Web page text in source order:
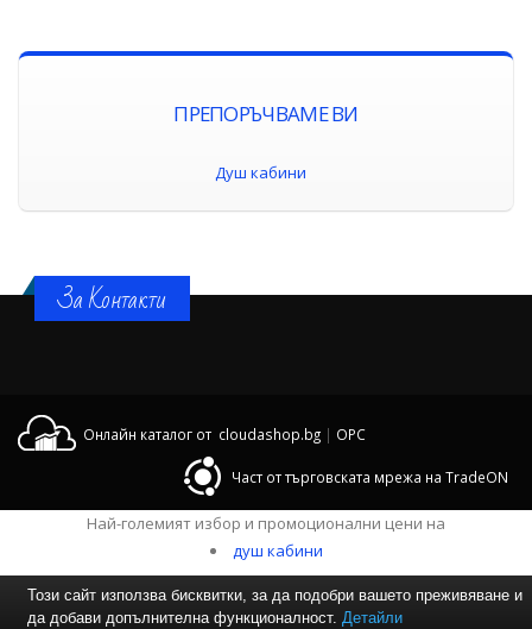
ПРЕПОРЪЧВАМЕ ВИ
Душ кабини
За Контакти
Онлайн каталог от cloudashop.bg | OPC
Част от търговската мрежа на TradeON
Най-големият избор и промоционални цени на
душ кабини
Този сайт използва бисквитки, за да подобри вашето преживяване и
да добави допълнителна функционалност. Детайли